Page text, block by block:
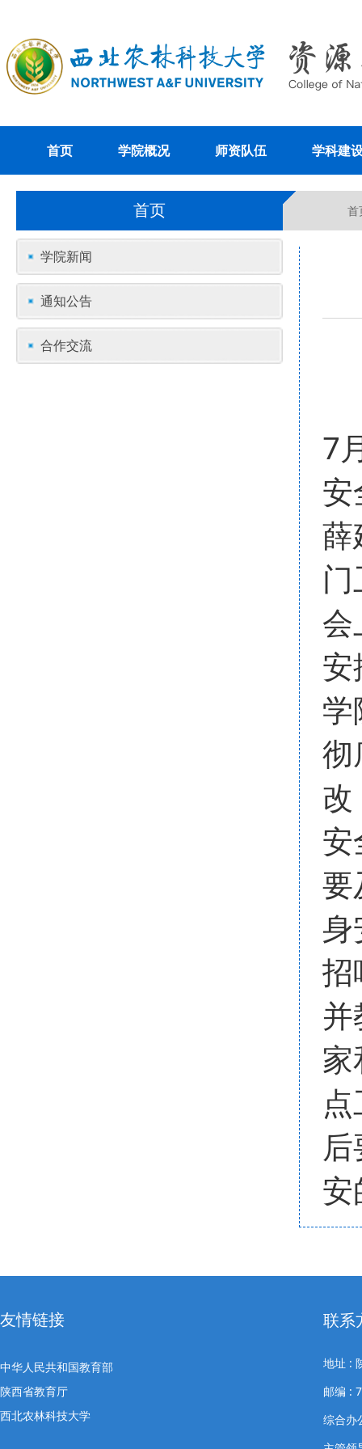
首页 学院概况 师资队伍 学科建
首页 首
学院新闻
通知公告
合作交流
7
薛
彻
要
招
友情链接
中华人民共和国教育部
陕西省教育厅
西北农林科技大学
联系
地址 :
邮编 :
综合办